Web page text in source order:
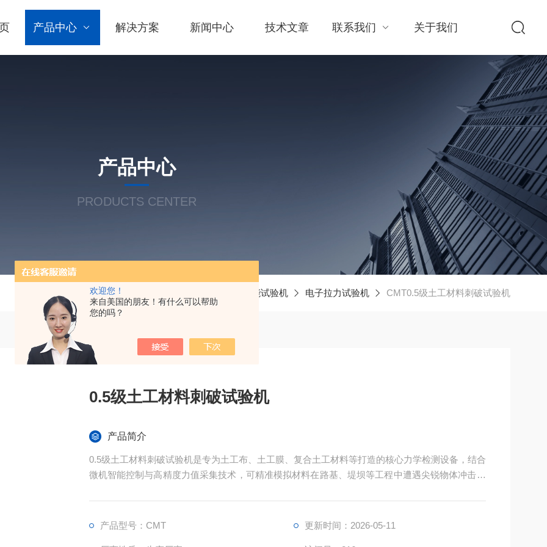
欢迎您！
来自美国的朋友！有什么可以帮助
您的吗？
产品中心 解决方案 新闻中心 技术文章 联系我们 关于我们
产品中心
PRODUCTS CENTER
当前位置： 电子万能试验机 电子拉力试验机 CMT0.5级土工材料刺破试验机
0.5级土工材料刺破试验机
产品简介
0.5级土工材料刺破试验机是专为土工布、土工膜、复合土工材料等打造的核心力学检测设备，结合
微机智能控制与高精度力值采集技术，可精准模拟材料在路基、堤坝等工程中遭遇尖锐物体冲击的
产品型号：CMT 更新时间：2026-05-11